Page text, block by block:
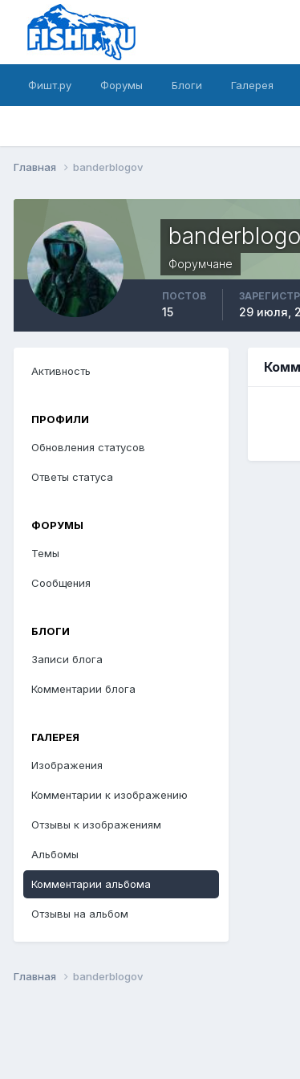
Фишт.ру Форумы Блоги Галерея
Главная banderblogov
Форумчане
ПОСТОВ
15 29 июля,
Активность
ПРОФИЛИ
Обновления статусов
Ответы статуса
ФОРУМЫ
Темы
Сообщения
БЛОГИ
Записи блога
Комментарии блога
ГАЛЕРЕЯ
Изображения
Комментарии к изображению
Отзывы к изображениям
Альбомы
Комментарии альбома
Отзывы на альбом
Главная banderblogov